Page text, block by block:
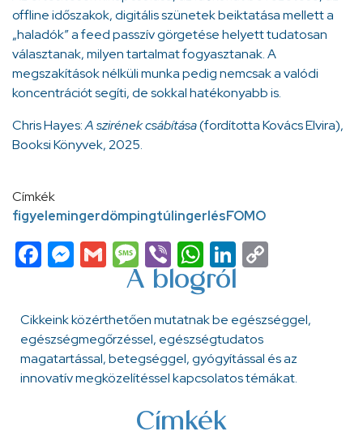
offline időszakok, digitális szünetek beiktatása mellett a
„haladók” a feed passzív görgetése helyett tudatosan
választanak, milyen tartalmat fogyasztanak. A
megszakítások nélküli munka pedig nemcsak a valódi
koncentrációt segíti, de sokkal hatékonyabb is.
Chris Hayes:A szirének csábítása(fordította Kovács Elvira),
Booksi Könyvek, 2025.
Címkék
figyelemingerdömpingtúlingerlésFOMO
Facebook
Messenger
GmailMessage
ViberWhatsApp
LinkedIn
A blogról
Cikkeink közérthetően mutatnak be egészséggel,
egészségmegőrzéssel, egészségtudatos
magatartással, betegséggel, gyógyítással és az
innovatív megközelítéssel kapcsolatos témákat.
Címkék